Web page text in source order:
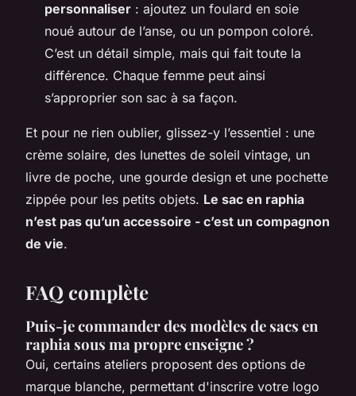
personnaliser : ajoutez un foulard en soie
noué autour de l’anse, ou un pompon coloré.
C’est un détail simple, mais qui fait toute la
différence. Chaque femme peut ainsi
s’approprier son sac à sa façon.
Et pour ne rien oublier, glissez-y l’essentiel : une
crème solaire, des lunettes de soleil vintage, un
livre de poche, une gourde design et une pochette
zippée pour les petits objets. Le sac en raphia
n’est pas qu’un accessoire - c’est un compagnon
de vie.
FAQ complète
Puis-je commander des modèles de sacs en
raphia sous ma propre enseigne ?
Oui, certains ateliers proposent des options de
marque blanche, permettant d'inscrire votre logo